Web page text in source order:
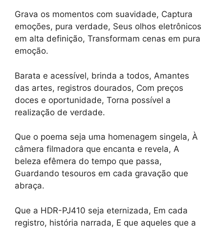
Grava os momentos com suavidade, Captura
emoções, pura verdade, Seus olhos eletrônicos
em alta definição, Transformam cenas em pura
emoção.
Barata e acessível, brinda a todos, Amantes
das artes, registros dourados, Com preços
doces e oportunidade, Torna possível a
realização de verdade.
Que o poema seja uma homenagem singela, À
câmera filmadora que encanta e revela, A
beleza efêmera do tempo que passa,
Guardando tesouros em cada gravação que
abraça.
Que a HDR-PJ410 seja eternizada, Em cada
registro, história narrada, E que aqueles que a